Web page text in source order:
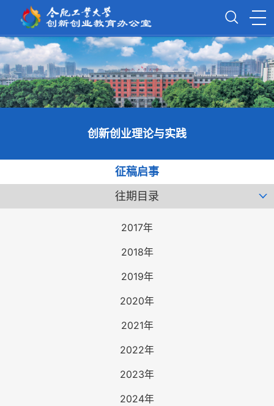
创新创业理论与实践
征稿启事
往期目录
2017年
2018年
2019年
2020年
2021年
2022年
2023年
2024年